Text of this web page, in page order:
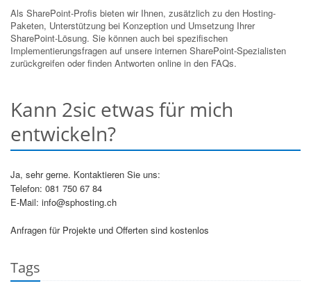
Als SharePoint-Profis bieten wir Ihnen, zusätzlich zu den Hosting-
Paketen, Unterstützung bei Konzeption und Umsetzung Ihrer
SharePoint-Lösung. Sie können auch bei spezifischen
Implementierungsfragen auf unsere internen SharePoint-Spezialisten
zurückgreifen oder finden Antworten online in den FAQs.
Kann 2sic etwas für mich
entwickeln?
Ja, sehr gerne. Kontaktieren Sie uns:
Telefon: 081 750 67 84
E-Mail: info@sphosting.ch
Anfragen für Projekte und Offerten sind kostenlos
Tags